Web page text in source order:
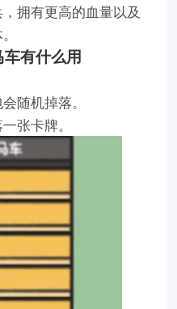
拥有更高的血量以及
有什么用
随机掉落。
张卡牌。